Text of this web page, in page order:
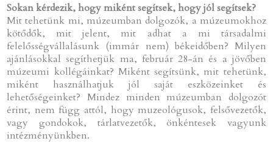
Sokan kérdezik, hogy miként segítsek, hogy jól segítsek?
Mit tehetünk mi, múzeumban dolgozók, a múzeumokhoz
kötődők, mit jelent, mit adhat a mi társadalmi
felelősségvállalásunk (immár nem) békeidőben? Milyen
ajánlásokkal segíthetjük ma, február 28-án és a jövőben
múzeumi kollégáinkat? Miként segítsünk, mit tehetünk,
miként használhatjuk jól saját eszközeinket és
lehetőségeinket? Mindez minden múzeumban dolgozót
érint, nem függ attól, hogy muzeológusok, felsővezetők,
vagy gondokok, tárlatvezetők, önkéntesek vagyunk
intézményünkben.